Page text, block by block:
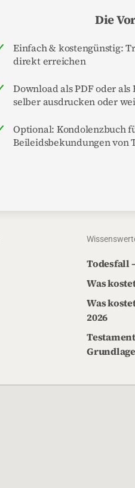
Die
Einfach & kostengünstig:
direkt erreichen
Download als PDF oder als
selber ausdrucken oder
Optional: Kondolenzbuch
Beileidsbekundungen von
Todesfall
Was
Was
2026